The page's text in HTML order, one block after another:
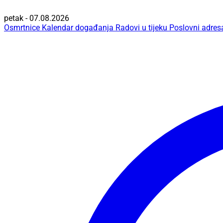
petak - 07.08.2026
Osmrtnice Kalendar događanja Radovi u tijeku Poslovni